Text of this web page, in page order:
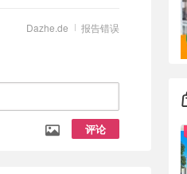
报告错误
Dazhe.de
评论